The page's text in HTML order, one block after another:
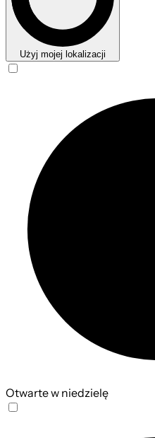
Użyj mojej lokalizacji
Otwarte w niedzielę